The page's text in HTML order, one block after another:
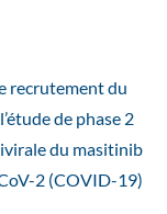
recrutement du
de phase 2
du masitinib
2 (COVID-19)